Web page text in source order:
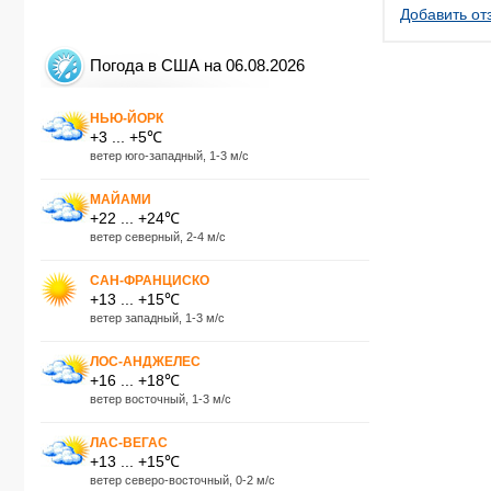
Погода в США на 06.08.2026
НЬЮ-ЙОРК
+3 ... +5℃
ветер юго-западный, 1-3 м/с
МАЙАМИ
+22 ... +24℃
ветер северный, 2-4 м/с
САН-ФРАНЦИСКО
+13 ... +15℃
ветер западный, 1-3 м/с
ЛОС-АНДЖЕЛЕС
+16 ... +18℃
ветер восточный, 1-3 м/с
ЛАС-ВЕГАС
+13 ... +15℃
ветер северо-восточный, 0-2 м/с
Добавить